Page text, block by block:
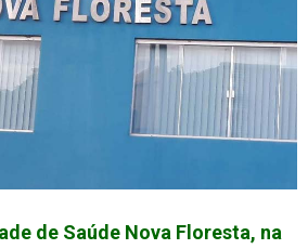
de Saúde Nova Floresta, na